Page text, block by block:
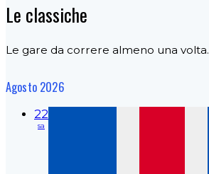
Le classiche
Le gare da correre almeno una volta.
Agosto 2026
22
sa